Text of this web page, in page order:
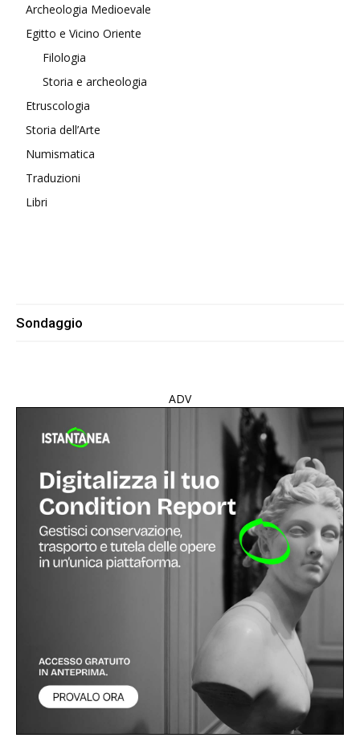
Archeologia Medioevale
Egitto e Vicino Oriente
Filologia
Storia e archeologia
Etruscologia
Storia dell’Arte
Numismatica
Traduzioni
Libri
Sondaggio
ADV